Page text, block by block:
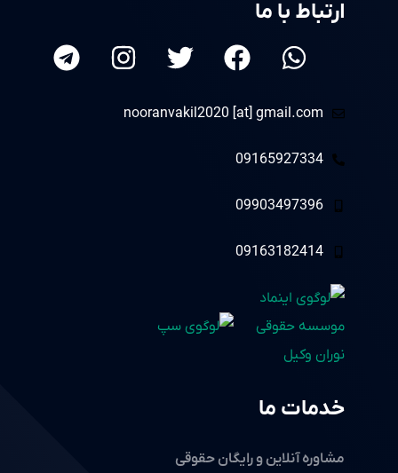
خدمات ما
مشاوره آنلاین و رایگان حقوقی
ارتباط با ما
nooranvakil2020 [at] gmail.com
09165927334
09903497396
09163182414